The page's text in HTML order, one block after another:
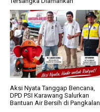
Aksi Nyata Tanggap Bencana,
DPD PSI Karawang Salurkan
Bantuan Air Bersih di Pangkalan